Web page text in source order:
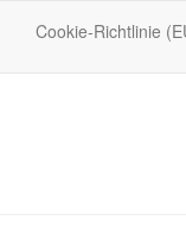
Cookie-Richtlinie